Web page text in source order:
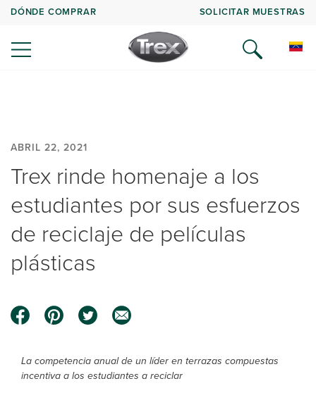
DÓNDE COMPRAR SOLICITAR MUESTRAS
ABRIL 22, 2021
Trex rinde homenaje a los
estudiantes por sus esfuerzos
de reciclaje de películas
plásticas
La competencia anual de un líder en terrazas compuestas
incentiva a los estudiantes a reciclar